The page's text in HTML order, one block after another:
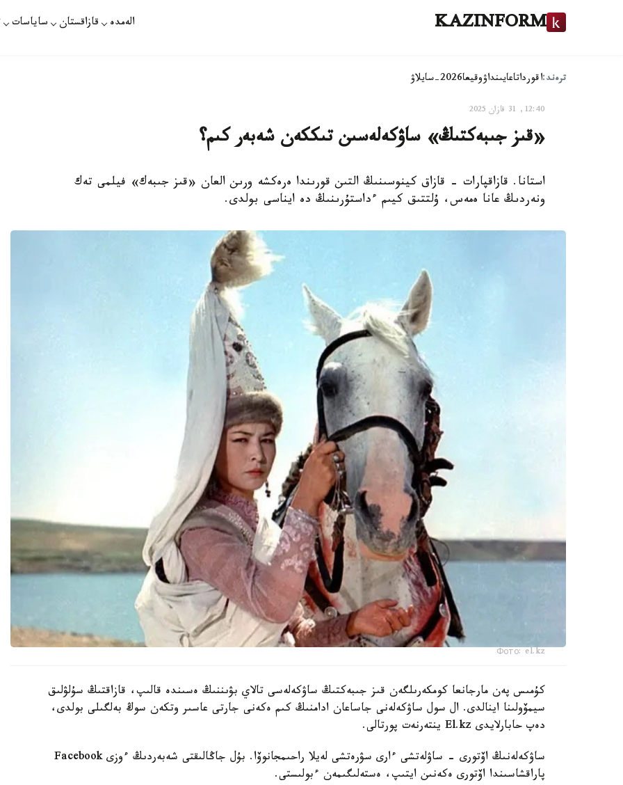
KAZINFORM الەمدە قازاقستان ساياسات
ترەند:اقورداتاعايىنداۋوقيعا2026-سايلاۋ
12:40, 31 قازان 2025
«قىز جىبەكتىڭ» ساۋكەلەسىن تىككەن شەبەر كىم؟
استانا. قازاقپارات - قازاق كينوسىنىڭ التىن قورىندا ەرەكشە ورىن العان «قىز جىبەك» فيلمى تەك
ونەردىڭ عانا ەمەس، ۇلتتىق كيىم ءداستۇرىنىڭ دە ايناسى بولدى.
Фото: el.kz
كۇمىس پەن مارجانعا كومكەرىلگەن قىز جىبەكتىڭ ساۋكەلەسى تالاي بۋىننىڭ ەسىندە قالىپ، قازاقتىڭ سۇلۋلىق
سيمۆولىنا اينالدى. ال سول ساۋكەلەنى جاساعان ادامنىڭ كىم ەكەنى جارتى عاسىر وتكەن سوڭ بەلگىلى بولدى،
دەپ حابارلايدى El.kz ينتەرنەت پورتالى.
ساۋكەلەنىڭ اۆتورى - ساۋلەتشى ءارى سۋرەتشى لەيلا راحىمجانوۆا. بۇل جاڭالىقتى شەبەردىڭ ءوزى Facebook
پاراقشاسىندا اۆتورى ەكەنىن ايتىپ، ەستەلىگىمەن ءبولىستى.